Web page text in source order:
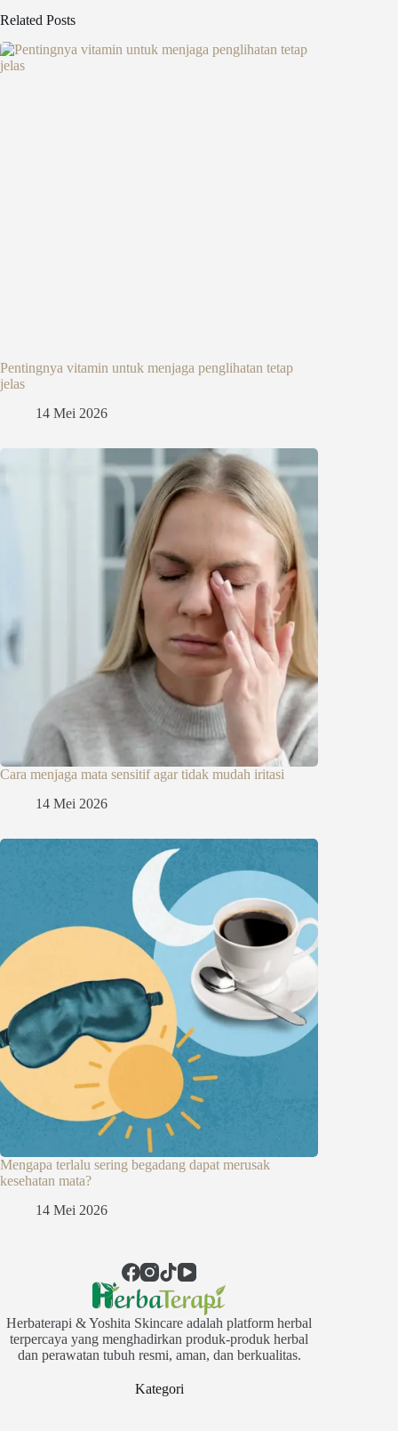
Related Posts
Pentingnya vitamin untuk menjaga penglihatan tetap
jelas
14 Mei 2026
Cara menjaga mata sensitif agar tidak mudah iritasi
14 Mei 2026
Mengapa terlalu sering begadang dapat merusak
kesehatan mata?
14 Mei 2026
Herbaterapi & Yoshita Skincare adalah platform herbal
terpercaya yang menghadirkan produk-produk herbal
dan perawatan tubuh resmi, aman, dan berkualitas.
Kategori